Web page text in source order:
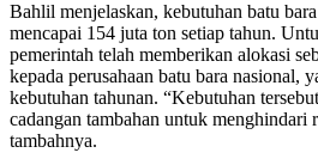
Bahlil menjelaskan, kebutuhan batu
mencapai 154 juta ton setiap tahun.
pemerintah telah memberikan alokasi
kepada perusahaan batu bara nasional,
kebutuhan tahunan. “Kebutuhan
cadangan tambahan untuk menghindari
tambahnya.